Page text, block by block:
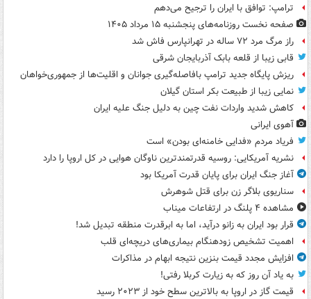
ترامپ: توافق با ایران را ترجیح می‌دهم
صفحه نخست روزنامه‌های پنجشنبه ۱۵ مرداد ۱۴۰۵
راز مرگ مرد ۷۲ ساله در تهرانپارس فاش شد
قابی زیبا از قلعه بابک آذربایجان شرقی
ریزش پایگاه جدید ترامپ بافاصله‌گیری جوانان و اقلیت‌ها از جمهوری‌خواهان
نمایی زیبا از طبیعت بکر استان گیلان
کاهش شدید واردات نفت چین به دلیل جنگ علیه ایران
آهوی ایرانی
فریاد مردم «فدایی خامنه‌ای بودن» است
نشریه آمریکایی: روسیه قدرتمندترین ناوگان هوایی در کل اروپا را دارد
آغاز جنگ ایران برای پایان قدرت آمریکا بود
سناریوی بلاگر زن برای قتل شوهرش
مشاهده ۴ پلنگ در ارتفاعات میناب
قرار بود ایران به زانو درآید، اما به ابرقدرت منطقه تبدیل شد!
اهمیت تشخیص زودهنگام بیماری‌های دریچه‌ای قلب
افزایش مجدد قیمت بنزین نتیجه ابهام در مذاکرات
به یاد آن روز که به زیارت کربلا رفتی!
قیمت گاز در اروپا به بالاترین سطح خود از ۲۰۲۳ رسید